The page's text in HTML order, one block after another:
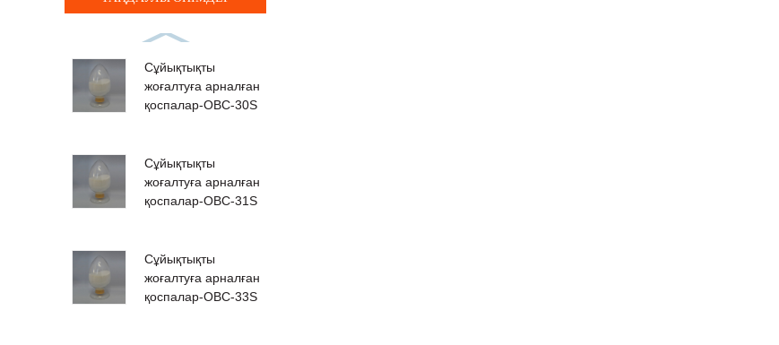
Сұйықтықты
жоғалтуға арналған
қоспалар-OBC-30S
Сұйықтықты
жоғалтуға арналған
қоспалар-OBC-31S
Сұйықтықты
жоғалтуға арналған
қоспалар-OBC-33S